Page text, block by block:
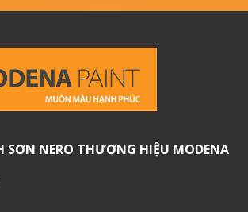
SƠN NERO THƯƠNG HIỆU MODENA